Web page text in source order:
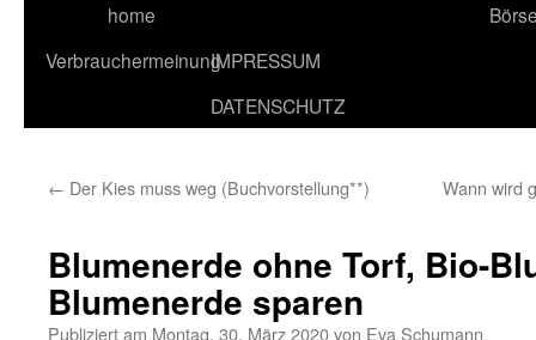
home
VerbrauchermeinungIMPRESSUM
DATENSCHUTZ
← Der Kies muss weg (Buchvorstellung**) Wann wird
Blumenerde ohne Torf, Bio-
Blumenerde sparen
Publiziert am Montag, 30. März 2020von Eva Schumann